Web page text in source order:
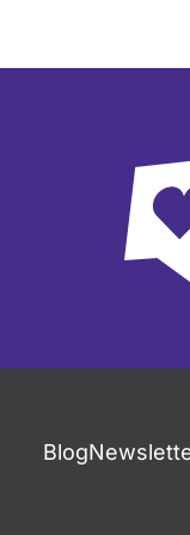
Fußzeile
Blog